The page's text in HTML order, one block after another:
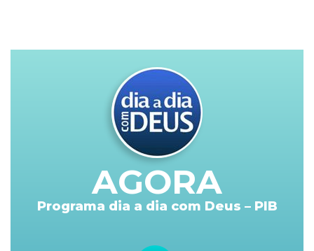
AGORA
Programa dia a dia com Deus – PIB